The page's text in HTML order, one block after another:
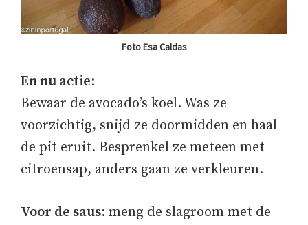
Foto Esa Caldas
En nu actie:
Bewaar de avocado’s koel. Was ze
voorzichtig, snijd ze doormidden en haal
de pit eruit. Besprenkel ze meteen met
citroensap, anders gaan ze verkleuren.
Voor de saus: meng de slagroom met de